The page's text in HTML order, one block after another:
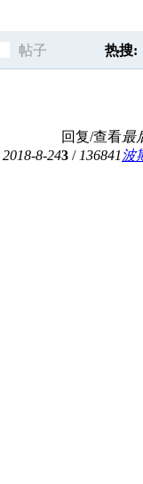
帖子
索
热搜:
回复/查看最
2018-8-243 / 136841 波